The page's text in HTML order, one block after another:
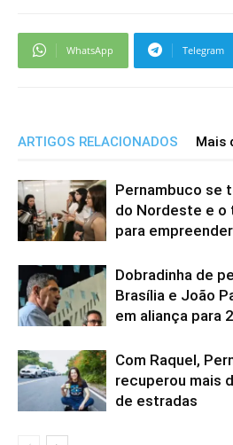
WhatsApp Telegram
ARTIGOS RELACIONADOS Mais
Pernambuco se
do Nordeste e o
para empreender
Dobradinha de
Brasília e João
em aliança para
Com Raquel,
recuperou mais
de estradas